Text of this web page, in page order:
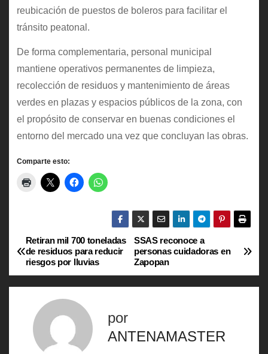
reubicación de puestos de boleros para facilitar el
tránsito peatonal.
De forma complementaria, personal municipal
mantiene operativos permanentes de limpieza,
recolección de residuos y mantenimiento de áreas
verdes en plazas y espacios públicos de la zona, con
el propósito de conservar en buenas condiciones el
entorno del mercado una vez que concluyan las obras.
Comparte esto:
N
a
SSAS reconoce a
personas cuidadoras en
Zapopan
Retiran mil 700 toneladas
de residuos para reducir
riesgos por lluvias
por
ANTENAMASTER